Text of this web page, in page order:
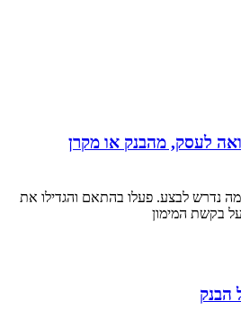
לעסק, מהבנק או מקרן
ומה נדרש לבצע. פעלו בהתאם והגדילו את
בקשת המימון
הבנק